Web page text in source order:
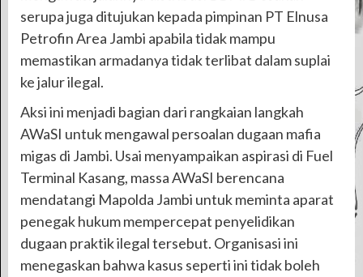
serupa juga ditujukan kepada pimpinan PT Elnusa
Petrofin Area Jambi apabila tidak mampu
memastikan armadanya tidak terlibat dalam suplai
ke jalur ilegal.
Aksi ini menjadi bagian dari rangkaian langkah
AWaSI untuk mengawal persoalan dugaan mafia
migas di Jambi. Usai menyampaikan aspirasi di Fuel
Terminal Kasang, massa AWaSI berencana
mendatangi Mapolda Jambi untuk meminta aparat
penegak hukum mempercepat penyelidikan
dugaan praktik ilegal tersebut. Organisasi ini
menegaskan bahwa kasus seperti ini tidak boleh